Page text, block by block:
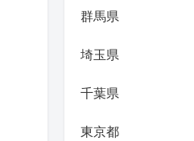
群馬県
埼玉県
千葉県
東京都